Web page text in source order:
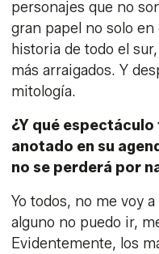
personajes que no
gran papel no solo
historia de todo el
más arraigados. Y
mitología.
¿Y qué
anotado en su
no se perderá por
Yo todos, no me voy
alguno no puedo ir,
Evidentemente, los